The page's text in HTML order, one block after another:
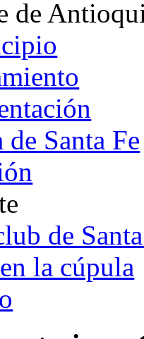
de
de Santa Fe
de
la cúpula